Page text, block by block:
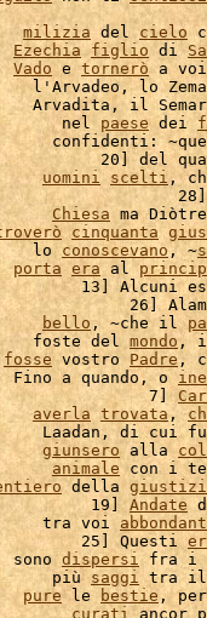
milizia del cielo
Ezechia figlio di
Vado e tornerò a
lo
il
nel paese dei
confidenti:
20] del
uomini scelti ,
28]
Chiesa ma
cinquanta
lo conoscevano, ~
porta era al
13] Alcuni
26]
bello , ~che il
foste del mondo,
fosse vostro Padre,
a quando, o
7]
averla trovata,
Laadan, di cui
giunsero alla
animale con i
della
19] Andate
tra voi
25] Questi
dispersi fra i
più saggi tra
pure le bestie ,
curati ancor